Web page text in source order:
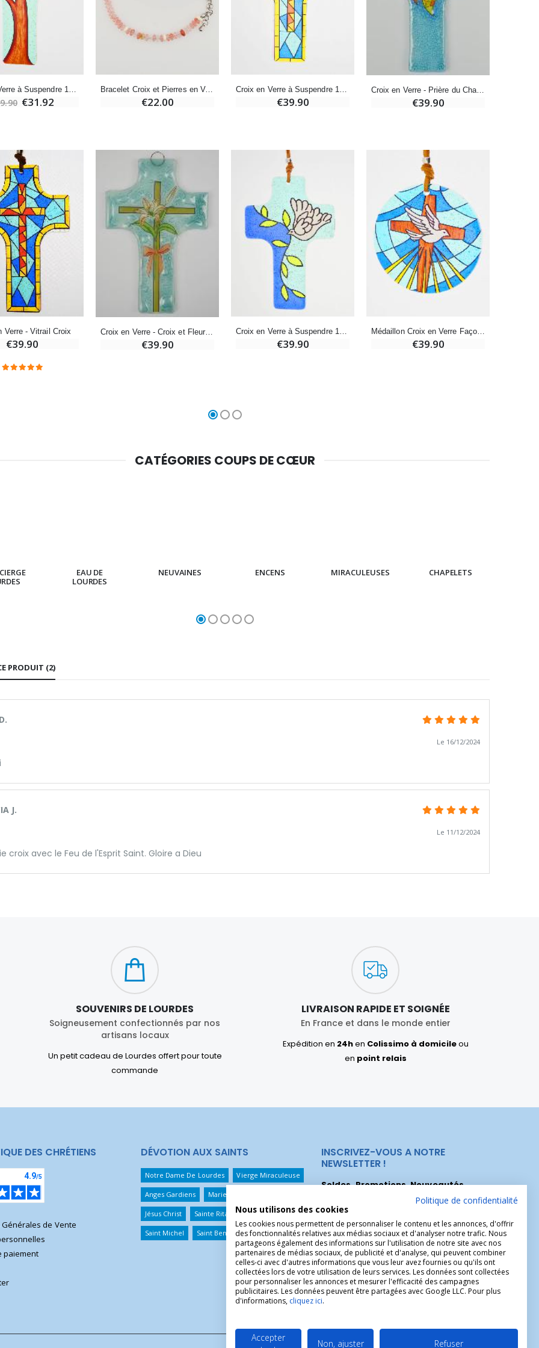
-20%
€12.00 €9.60
-10%
€5.50 €4.95
-25%
€78.00 €58.50
Huile d'Onction
€9.90
€130.00
€2.50
Bougie de Neuvaine Contre le Mal - Saint Michel
€5.50
Croix en Verre à Suspendre 12 cm - Arbre de vie
€31.92
Bracelet Croix et Pierres en Verre
€22.00
Croix en Verre à Suspendre 12 cm - Vitrail
€39.90
Croix en Verre - Prière du Chapelet
€39.90
Verre - Vitrail Croix
€39.90 €39.90
Croix en Verre à Suspendre 12 cm - Colombe et Rameau
€39.90
Médaillon Croix en Verre Façon Vitrail - 7cm
€39.90
CATÉGORIES COUPS DE CŒUR
EAU DE
LOURDES
NEUVAINES ENCENS MIRACULEUSES CHAPELETS
PRODUIT (2)
Le 16/12/2024
J.
Le 11/12/2024
croix avec le Feu de l'Esprit Saint. Gloire a Dieu
SOUVENIRS DE LOURDES
Soigneusement confectionnés par nos
artisans locaux
Un petit cadeau de Lourdes offert pour toute
commande
LIVRAISON RAPIDE ET SOIGNÉE
En France et dans le monde entier
Expédition en 24hen Colissimo à domicileou
en point relais
DES CHRÉTIENS
de Vente
paiement
DÉVOTION AUX SAINTS
Notre Dame De Lourdes Vierge Miraculeuse
Anges Gardiens Marie Qui Défait Les Noeuds
Jésus Christ Sainte Rita Sainte Thérèse
Saint Michel Saint Benoît Saint Christophe
INSCRIVEZ-VOUS A NOTRE
NEWSLETTER !
Soldes, Promotions, Nouveautés...
Inscrivez-vous maintenant pour recevoir
nos meilleures offres.
Politique de confidentialité
Nous utilisons des cookies
Les cookies nous permettent de personnaliser le contenu et les annonces, d'offrir
des fonctionnalités relatives aux médias sociaux et d'analyser notre trafic. Nous
partageons également des informations sur l'utilisation de notre site avec nos
partenaires de médias sociaux, de publicité et d'analyse, qui peuvent combiner
celles-ci avec d'autres informations que vous leur avez fournies ou qu'ils ont
collectées lors de votre utilisation de leurs services. Les données sont collectées
pour personnaliser les annonces et mesurer l'efficacité des campagnes
publicitaires. Les données peuvent être partagées avec Google LLC. Pour plus
d'informations, cliquez ici.
Accepter
Non, ajuster Refuser